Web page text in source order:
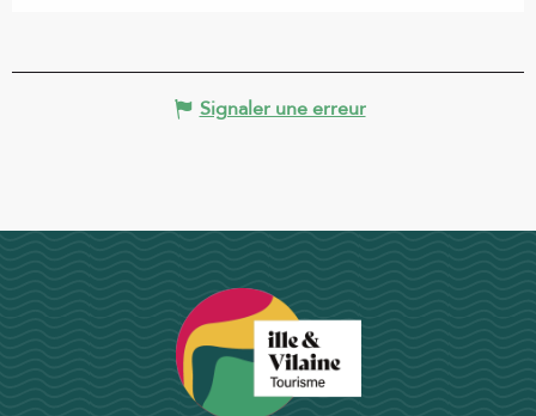
Signaler une erreur